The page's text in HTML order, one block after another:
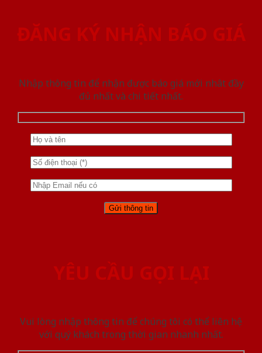
ĐĂNG KÝ NHẬN BÁO GIÁ
Nhập thông tin để nhận được báo giá mới nhât đầy
đủ nhất và chi tiết nhất.
YÊU CẦU GỌI LẠI
Vui lòng nhập thông tin để chúng tôi có thể liên hệ
với quý khách trong thời gian nhanh nhất.